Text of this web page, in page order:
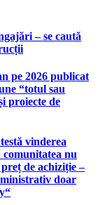
– se caută
pe 2026 publicat
“totul sau
proiecte de
vinderea
nu
de achiziție –
doar